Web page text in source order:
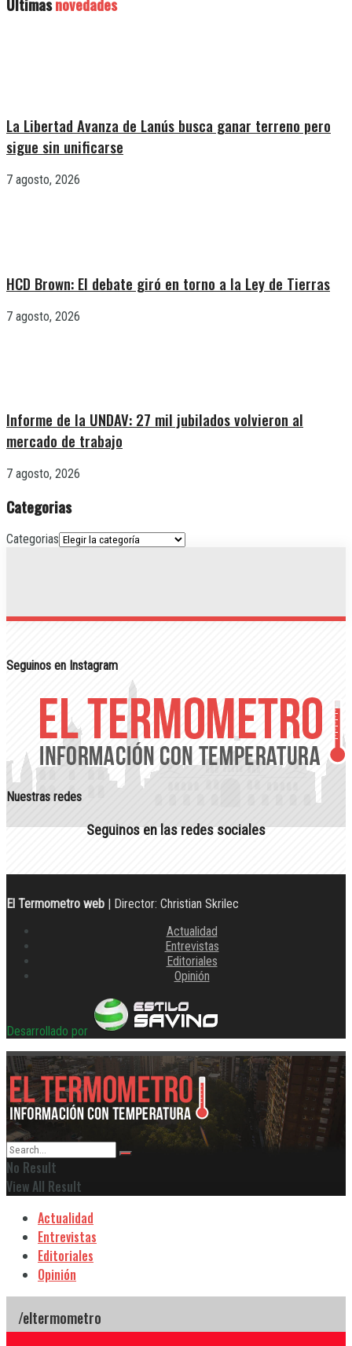
Últimasnovedades
La Libertad Avanza de Lanús busca ganar terreno pero
sigue sin unificarse
7 agosto, 2026
HCD Brown: El debate giró en torno a la Ley de Tierras
7 agosto, 2026
Informe de la UNDAV: 27 mil jubilados volvieron al
mercado de trabajo
7 agosto, 2026
Categorias
Categorias
Seguinos en Instagram
Nuestras redes
Seguinos en las redes sociales
El Termometro web | Director: Christian Skrilec
Actualidad
Entrevistas
Editoriales
Opinión
Desarrollado por
No Result
View All Result
Actualidad
Entrevistas
Editoriales
Opinión